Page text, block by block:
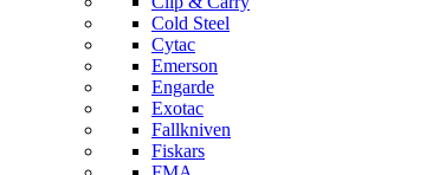
Cold Steel
Cytac
Emerson
Engarde
Exotac
Fallkniven
Fiskars